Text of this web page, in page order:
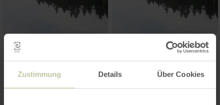
Zustimmung Details Über Cookies
Plus
d'informations